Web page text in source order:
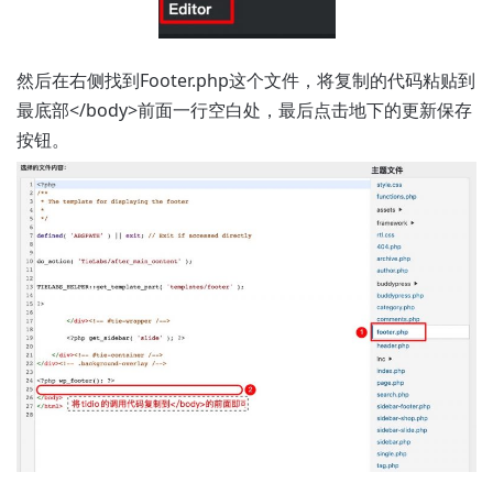
然后在右侧找到Footer.php这个文件，将复制的代码粘贴到
最底部</body>前面一行空白处，最后点击地下的更新保存
按钮。